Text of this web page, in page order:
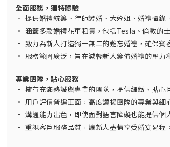
全面服務，獨特體驗
• 提供婚禮統籌、律師證婚、大妗姐、婚禮攝錄
• 涵蓋多款婚禮花車租賃，包括Tesla、倫敦的
• 致力為新人打造獨一無二的難忘婚禮，確保賓
• 服務範圍廣泛，旨在減輕新人籌備婚禮的壓力
專業團隊，貼心服務
• 擁有充滿熱誠與專業的團隊，提供細緻、貼心
• 用戶評價普遍正面，高度讚揚團隊的專業與細
• 溝通能力出色，即使面對語言障礙也能提供個
• 重視客戶服務品質，讓新人盡情享受婚宴過程。